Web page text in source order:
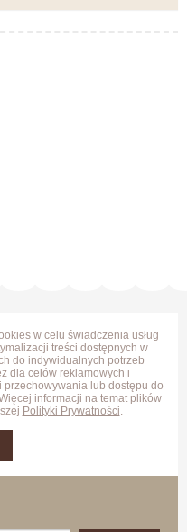
w celu świadczenia usług
treści dostępnych w
do indywidualnych potrzeb
dla celów reklamowych i
przechowywania lub dostępu do
informacji na temat plików
Polityki Prywatności.